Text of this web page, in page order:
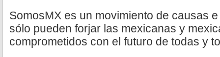
SomosMX es un movimiento de causas
sólo pueden forjar las mexicanas y
comprometidos con el futuro de todas y